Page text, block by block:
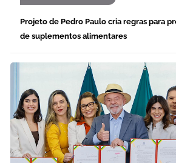
Projeto de Pedro Paulo cria regras para
de suplementos alimentares